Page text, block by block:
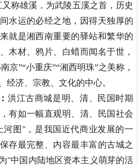
称雄溪，为武陵五溪之首，历史
水运的必经之地，因得天独厚的
就是湘西南重要的驿站和繁华的
木材、鸦片、白蜡而闻名于世，
京”“小重庆”“湘西明珠”之美称，
经济、宗教、文化的中心。
洪江古商城是明、清、民国时期
有如一幅直观明、清、民国社会
河图"，是我国近代商业发展的一
存最完整、内容最丰富的古城之
"中国内陆地区资本主义萌芽的活